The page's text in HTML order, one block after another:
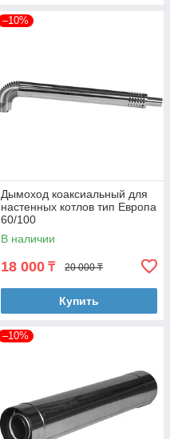
–10%
Дымоход коаксиальный для
настенных котлов тип Европа
60/100
В наличии
18 000 ₸ 20 000 ₸
Купить
–10%